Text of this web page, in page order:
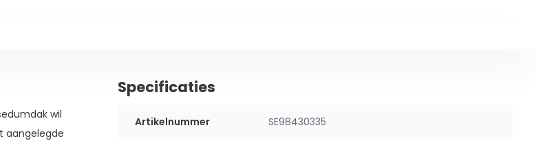
wil
aangelegde
Specificaties
Artikelnummer SE98430335